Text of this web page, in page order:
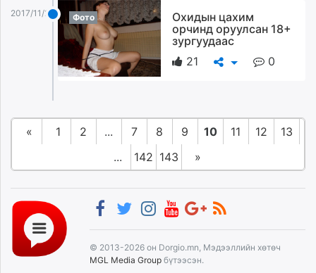
2017/11/28 Фото
Охидын цахим
орчинд оруулсан 18+
зургуудаас
21
0
« 1 2 ... 7 8 9 10 11 12
13
...
142 143 »
© 2013-2026 он Dorgio.mn, Мэдээллийн хөтөч
MGL Media Group бүтээсэн.